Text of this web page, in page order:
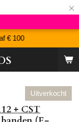
×
€ 100
Uitverkocht
+ CST